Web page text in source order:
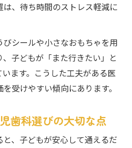
、待ち時間のストレス軽減に
シールや小さなおもちゃを用
子どもが「また行きたい」と
ます。こうした工夫がある医
受けやすい傾向にあります。
歯科選びの大切な点
、子どもが安心して通えるだ